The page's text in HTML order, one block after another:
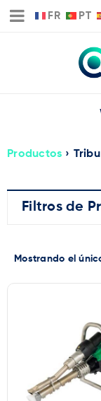
FR PT
Productos ›
Filtros de
Mostrando el